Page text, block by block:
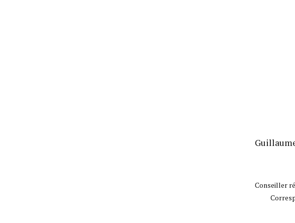
Conseiller